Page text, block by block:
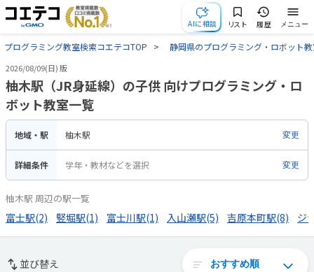
AIに相談 リスト 履歴 メニュー
プログラミング教室検索コエテコTOP 静岡県のプログラミング・ロボット
2026/08/09(日) 版
柚木駅（JR身延線）の子供 向けプログラミング・ロ
ボット教室一覧
地域・駅 柚木駅 変更
詳細条件 学年・教材などを選択 変更
柚木駅 周辺の駅一覧
富士駅(2) 竪堀駅(1) 富士川駅(1) 入山瀬駅(5) 吉原本町駅(8) ジ
並び替え